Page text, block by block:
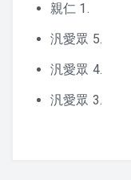
我們能
親仁 1.
汎愛眾 5.
汎愛眾 4.
汎愛眾 3.